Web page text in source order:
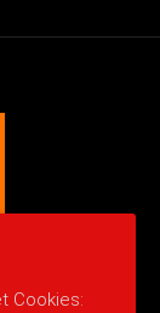
Cookies: